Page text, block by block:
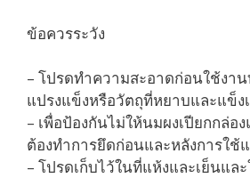
ข้อควรระวัง
– โปรดทำความสะอาดก่อนใช้งา
แปรงแข็งหรือวัตถุที่หยาบและแข็ง
– เพื่อป้องกันไม่ให้นมผงเปียกกล่อ
ต้องทำการยึดก่อนและหลังการใช้
– โปรดเก็บไว้ในที่แห้งและเย็นแล